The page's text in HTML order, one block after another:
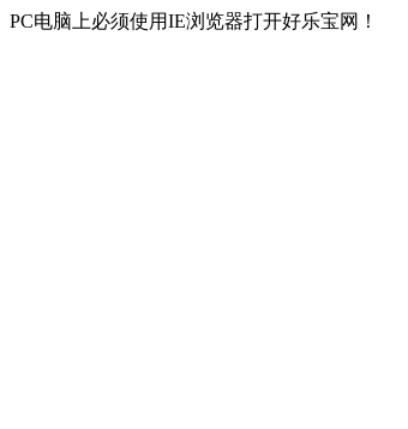
PC电脑上必须使用IE浏览器打开好乐宝网！